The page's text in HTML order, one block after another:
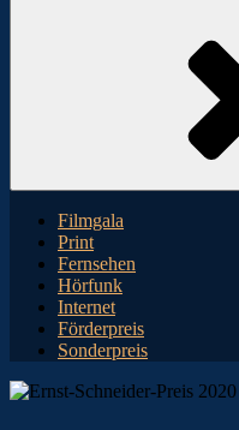
Filmgala
Print
Fernsehen
Hörfunk
Internet
Förderpreis
Sonderpreis